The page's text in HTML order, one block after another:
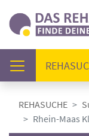
REHASUCHE
Rhein-Maas